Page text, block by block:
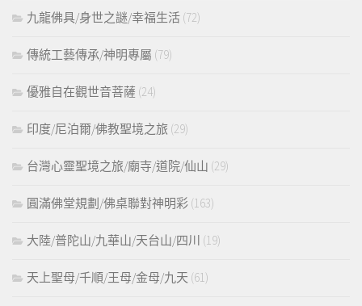
九龍佛具/身世之謎/幸福生活 (72)
傳統工藝傳承/神明專屬 (79)
優雅自在觀世音菩薩 (24)
印度/尼泊爾/佛教聖境之旅 (29)
台灣心靈聖境之旅/廟寺/道院/仙山 (29)
圓滿佛堂規劃/佛桌聯對神明彩 (163)
大陸/普陀山/九華山/天台山/四川 (19)
天上聖母/千順/王母/金母/九天 (61)